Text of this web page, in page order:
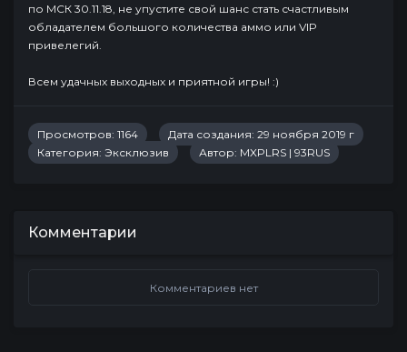
по МСК 30.11.18, не упустите свой шанс стать счастливым
обладателем большого количества аммо или VIP
привелегий.
Всем удачных выходных и приятной игры! :)
Просмотров: 1164
Дата создания: 29 ноября 2019 г
Категория: Эксклюзив Автор: MXPLRS | 93RUS
Комментарии
Комментариев нет